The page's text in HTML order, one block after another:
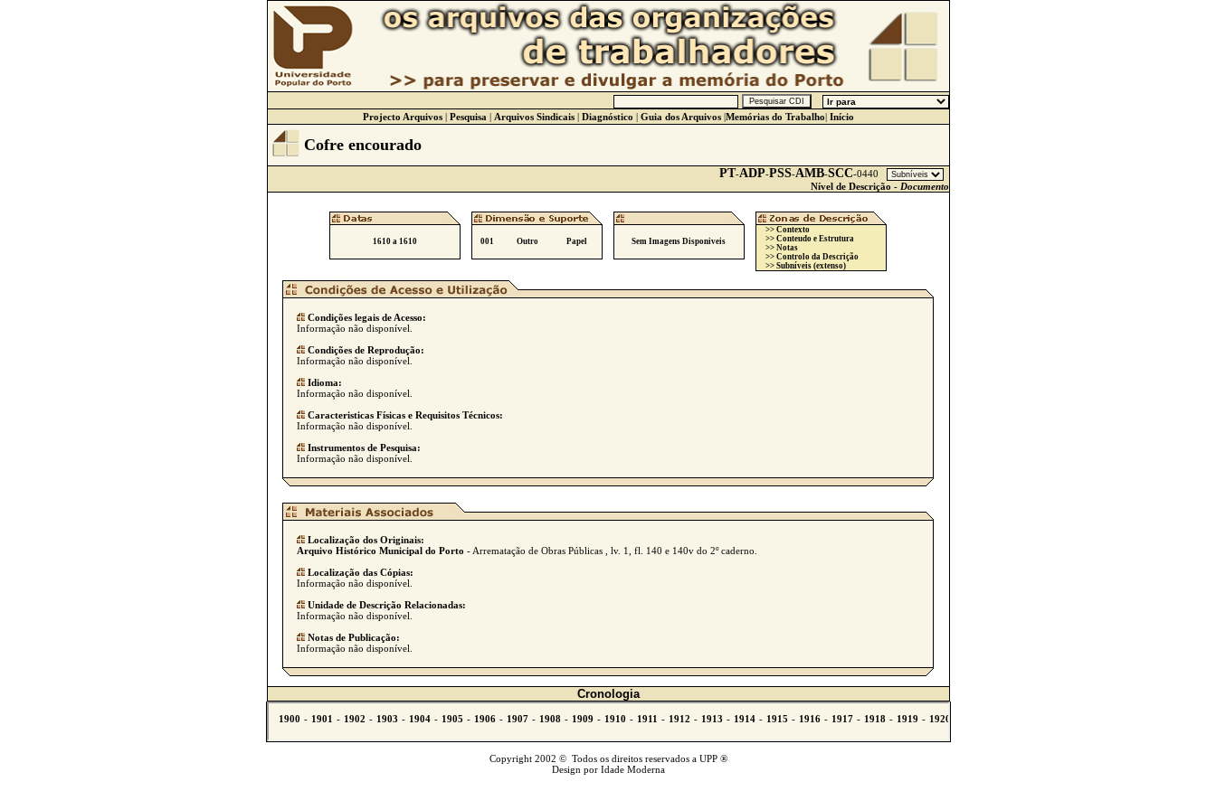
Projecto Arquivos| Pesquisa | Arquivos Sindicais| Diagnóstico | Guia dos Arquivos|Memórias do Trabalho| Início
Cofre encourado
PT-ADP-PSS-AMB-SCC-0440
Nível de Descrição - Documento
1610 a 1610 001 Outro Papel Sem Imagens Disponiveis
>> Contexto
>> Conteudo e Estrutura
>> Notas
>> Controlo da Descrição
>> Subníveis (extenso)
Condições legais de Acesso:
Informação não disponível.
Condições de Reprodução:
Informação não disponível.
Idioma:
Informação não disponível.
Caracteristicas Físicas e Requisitos Técnicos:
Informação não disponível.
Instrumentos de Pesquisa:
Informação não disponível.
Localização dos Originais:
Arquivo Histórico Municipal do Porto - Arrematação de Obras Públicas , lv. 1, fl. 140 e 140v do 2º caderno.
Localização das Cópias:
Informação não disponível.
Unidade de Descrição Relacionadas:
Informação não disponível.
Notas de Publicação:
Informação não disponível.
Cronologia
Copyright 2002 © Todos os direitos reservados a UPP ®
Design por Idade Moderna